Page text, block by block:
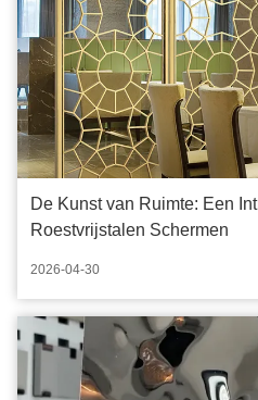
De Kunst van Ruimte: Een
Roestvrijstalen Schermen
2026-04-30